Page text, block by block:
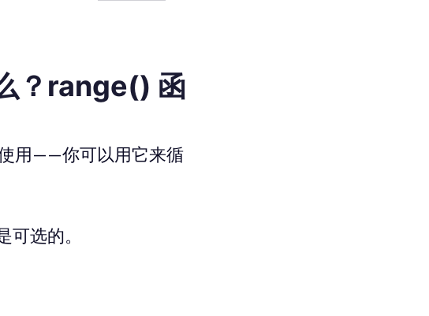
？range() 函
用——你可以用它来循
选的。